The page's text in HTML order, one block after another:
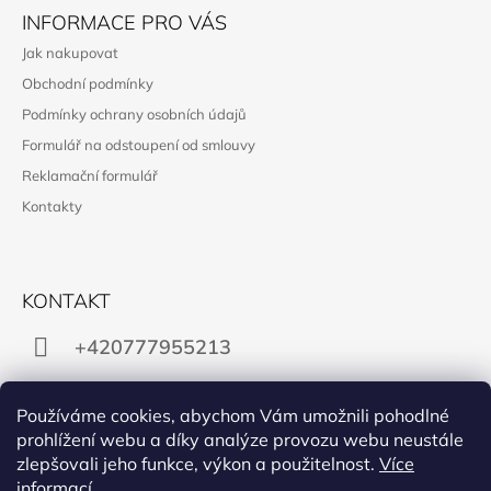
Používáme cookies, abychom Vám umožnili pohodlné
prohlížení webu a díky analýze provozu webu neustále
zlepšovali jeho funkce, výkon a použitelnost. Více
INFORMACE PRO VÁS
Jak nakupovat
Obchodní podmínky
Podmínky ochrany osobních údajů
Formulář na odstoupení od smlouvy
Reklamační formulář
Kontakty
KONTAKT
+420777955213